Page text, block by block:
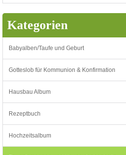
Kategorien
Babyalben/Taufe und Geburt
Gotteslob für Kommunion & Konfirmation
Hausbau Album
Rezeptbuch
Hochzeitsalbum